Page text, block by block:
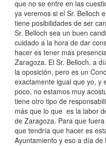
que no se entre en las
ya veremos si el Sr. Belloch
tiene posibilidades de ser
Sr. Belloch sea un buen
cuidado a la hora de dar
hacer es tener más
Zaragoza. El Sr. Belloch, a
la oposición, pero es un
exactamente igual que yo, y
poco, no estamos muy
tiene otro tipo de
más que lo que es la labor
de Zaragoza. Para que
que tendría que hacer es
Ayuntamiento y eso a día